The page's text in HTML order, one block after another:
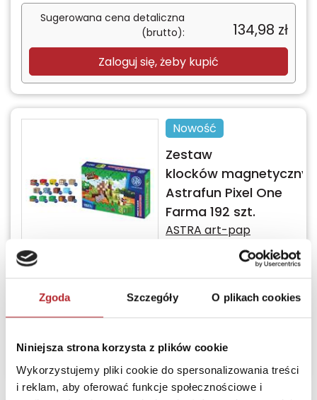
Zgoda Szczegóły O plikach cookies
Niniejsza strona korzysta z plików cookie
Wykorzystujemy pliki cookie do spersonalizowania treści
i reklam, aby oferować funkcje społecznościowe i
Sugerowana cena detaliczna
(brutto):
134,98 zł
Zaloguj się, żeby kupić
Nowość
Zestaw
klocków
Astrafun Pixel One
Farma 192 szt.
ASTRA art-pap
Bez prawa zwrotu
24H
Sugerowana cena detaliczna
(brutto):
286,86zł
Zaloguj się, żeby kupić